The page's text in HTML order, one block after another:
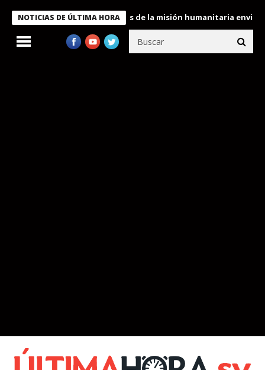
NOTICIAS DE ÚLTIMA HORA
condecora a miembros de la misión humanitaria enviada a